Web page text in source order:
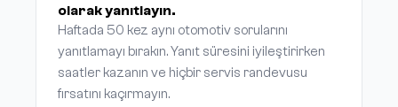
olarak yanıtlayın.
Haftada 50 kez aynı otomotiv sorularını
yanıtlamayı bırakın. Yanıt süresini iyileştirirken
saatler kazanın ve hiçbir servis randevusu
fırsatını kaçırmayın.